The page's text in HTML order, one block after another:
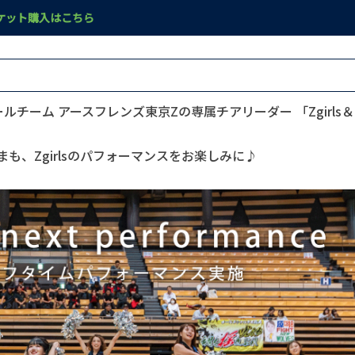
ット購入はこちら
チーム アースフレンズ東京Zの専属チアリーダー 「Zgirls
も、Zgirlsのパフォーマンスをお楽しみに♪